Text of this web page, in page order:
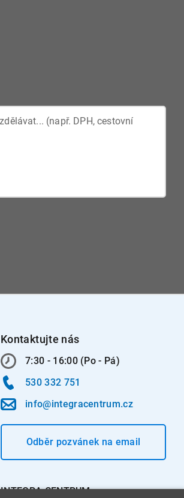
Kontaktujte nás
7:30 - 16:00 (Po - Pá)
530 332 751
info@integracentrum.cz
Odběr pozvánekna email
INTEGRA CENTRUM s.r.o.